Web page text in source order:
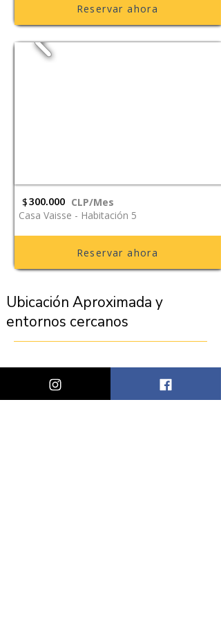
Reservar ahora
$300.000 CLP/Mes
Casa Vaisse - Habitación 5
Reservar ahora
Ubicación Aproximada y
entornos cercanos